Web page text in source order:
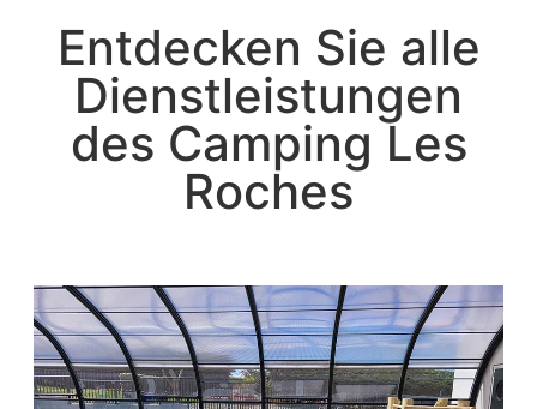
Entdecken Sie alle
Dienstleistungen
des Camping Les
Roches